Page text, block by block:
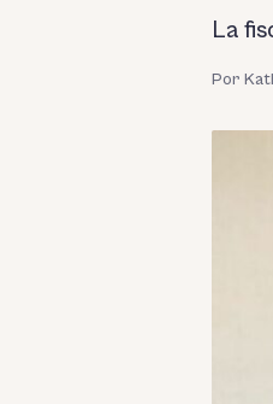
La
Por